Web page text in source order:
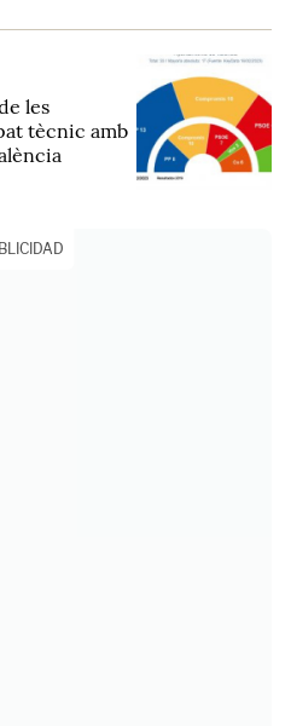
les
tècnic amb